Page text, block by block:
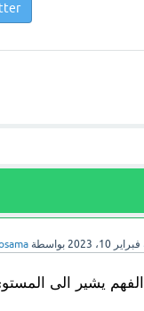
فبراير 10، 2023 بواسطة
يشير الى